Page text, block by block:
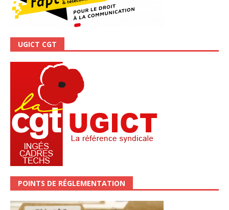
UGICT CGT
POINTS DE RÉGLEMENTATION